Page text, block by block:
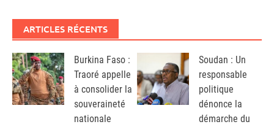
ARTICLES RÉCENTS
Burkina Faso :
Traoré appelle
à consolider la
souveraineté
nationale
Soudan : Un
responsable
politique
dénonce la
démarche du